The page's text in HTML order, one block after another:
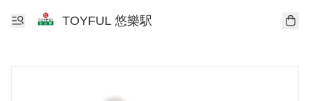
TOYFUL 悠樂駅